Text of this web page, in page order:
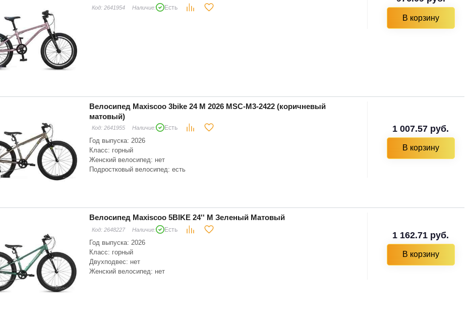
Код: 2641954 Наличие: Есть
В корзину
Велосипед Maxiscoo 3bike 24 M 2026 MSC-M3-2422 (коричневый
матовый)
Код: 2641955 Наличие: Есть
Год выпуска: 2026
Класс: горный
Женский велосипед: нет
Подростковый велосипед: есть
1 007.57 руб.
В корзину
Велосипед Maxiscoo 5BIKE 24'' M Зеленый Матовый
Код: 2648227 Наличие: Есть
Год выпуска: 2026
Класс: горный
Двухподвес: нет
Женский велосипед: нет
1 162.71 руб.
В корзину